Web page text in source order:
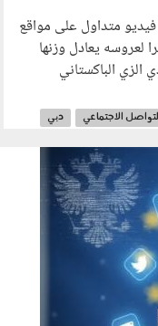
متداول على مواقع
لعروسه يعادل وزنها
الباكستاني
الاجتماعي
دبي